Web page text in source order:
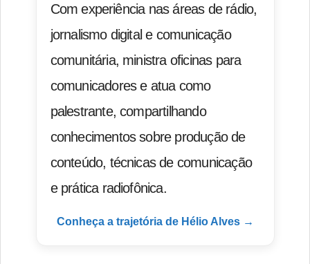
Com experiência nas áreas de rádio,
jornalismo digital e comunicação
comunitária, ministra oficinas para
comunicadores e atua como
palestrante, compartilhando
conhecimentos sobre produção de
conteúdo, técnicas de comunicação
e prática radiofônica.
Conheça a trajetória de Hélio Alves →